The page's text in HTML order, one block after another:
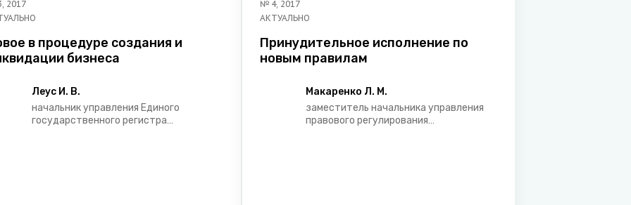
, 2017
в процедуре создания и
бизнеса
Леус И. В.
начальник управления Единого
государственного регистра
№ 4, 2017
АКТУАЛЬНО
Принудительное исполнение по
новым правилам
Макаренко Л. М.
заместитель начальника управления
правового регулирования